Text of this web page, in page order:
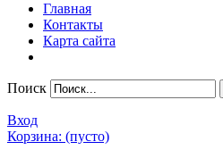
Главная
Контакты
Карта сайта
Поиск
Вход
Корзина: (пусто)